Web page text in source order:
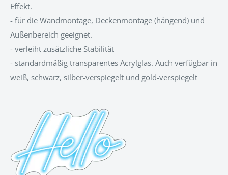
Effekt.
- für die Wandmontage, Deckenmontage (hängend) und
Außenbereich geeignet.
- verleiht zusätzliche Stabilität
- standardmäßig transparentes Acrylglas. Auch verfügbar in
weiß, schwarz, silber-verspiegelt und gold-verspiegelt